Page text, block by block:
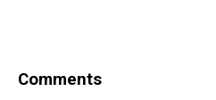
Comments